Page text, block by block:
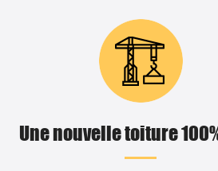
Une nouvelle toiture